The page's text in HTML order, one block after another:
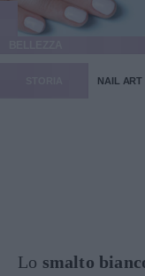
NAIL ART
Lo smalto